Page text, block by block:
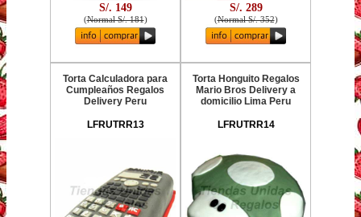
S/. 149
(Normal S/. 181)
S/. 289
(Normal S/. 352)
Torta Calculadora para
Cumpleaños Regalos
Delivery Peru
LFRUTRR13
Torta Honguito Regalos
Mario Bros Delivery a
domicilio Lima Peru
LFRUTRR14